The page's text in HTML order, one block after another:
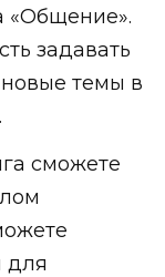
«Общение».
задавать
темы в
сможете
для